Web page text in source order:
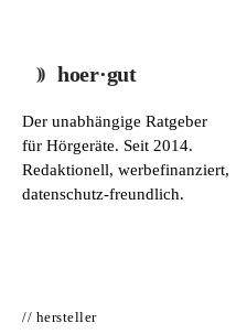
hoer·gut
Der unabhängige Ratgeber
für Hörgeräte. Seit 2014.
Redaktionell, werbefinanziert,
datenschutz-freundlich.
// hersteller